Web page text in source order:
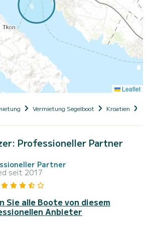
Leaflet
Vermietung Segelboot Kroatien
Professioneller Partner
Partner
seit 2017
Sie alle Boote von diesem
Anbieter